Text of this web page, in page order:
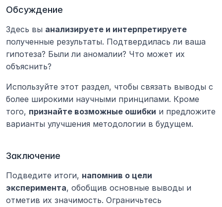
Обсуждение
Здесь вы анализируете и интерпретируете
полученные результаты. Подтвердилась ли ваша
гипотеза? Были ли аномалии? Что может их
объяснить?
Используйте этот раздел, чтобы связать выводы с
более широкими научными принципами. Кроме
того, признайте возможные ошибки и предложите
варианты улучшения методологии в будущем.
Заключение
Подведите итоги, напомнив о цели
эксперимента, обобщив основные выводы и
отметив их значимость. Ограничьтесь